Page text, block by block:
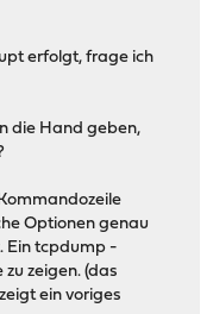
erfolgt, frage ich
die Hand geben,
Optionen genau
Ein tcpdump -
zeigen. (das
ein voriges